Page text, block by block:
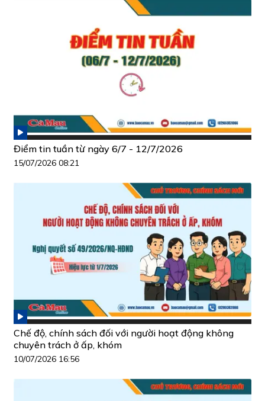
Điểm tin tuần từ ngày 6/7 - 12/7/2026
15/07/2026 08:21
Chế độ, chính sách đối với người hoạt động không
chuyên trách ở ấp, khóm
10/07/2026 16:56